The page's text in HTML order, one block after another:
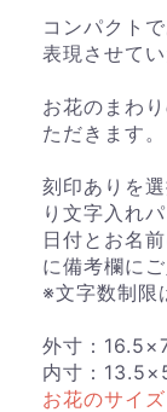
コンパクト
表現させてい
お花のまわ
ただきます。
刻印ありを
り文字入れ
日付とお名
に備考欄に
※文字数制限
外寸：
内寸：
お花のサイ